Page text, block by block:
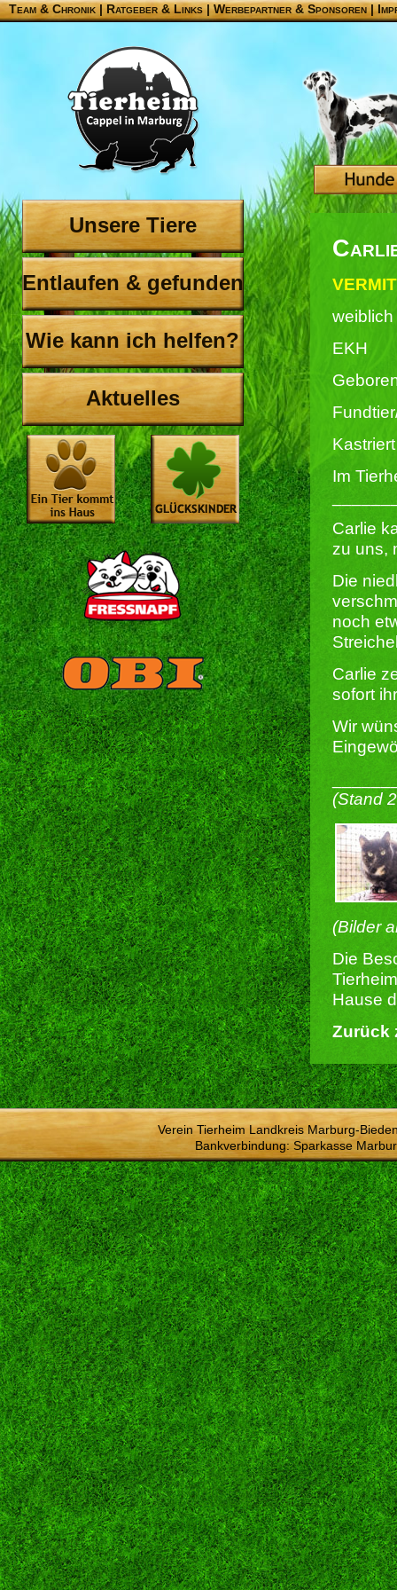
Team & Chronik |Ratgeber & Links|Werbepartner & Sponsoren|
Unsere Tiere
Entlaufen & gefunden
Wie kann ich helfen?
Aktuelles
weiblich
EKH
Im
Carlie
zu uns,
Die
noch
Carlie
sofort
Wir
(Stand
(Bilder
Die
Hause
Zurück
Verein Tierheim Landkreis Marburg-
Bankverbindung: Sparkasse